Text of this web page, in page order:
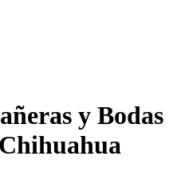
y Bodas